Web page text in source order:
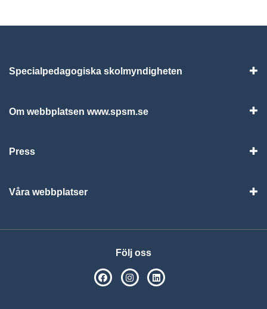
Specialpedagogiska skolmyndigheten
Om webbplatsen www.spsm.se
Press
Våra webbplatser
Följ oss
SPSM på Facebook
SPSM på Instagram